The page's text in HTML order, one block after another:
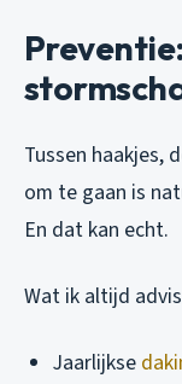
Tussen haakjes,
om te gaan is
En dat kan echt.
Wat ik altijd
Jaarlijkse